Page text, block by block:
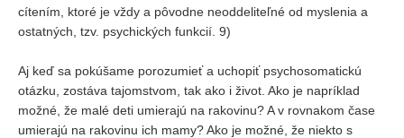
cítením, ktoré je vždy a pôvodne neoddeliteľné od myslenia a
ostatných, tzv. psychických funkcií. 9)
Aj keď sa pokúšame porozumieť a uchopiť psychosomatickú
otázku, zostáva tajomstvom, tak ako i život. Ako je napríklad
možné, že malé deti umierajú na rakovinu? A v rovnakom čase
umierajú na rakovinu ich mamy? Ako je možné, že niekto s